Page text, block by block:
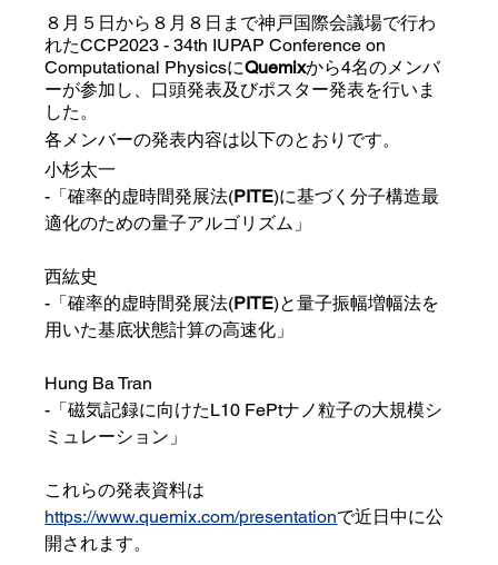
８月５日から８月８日まで神戸国際会議場で行わ
れたCCP2023 - 34th IUPAP Conference on
Computational PhysicsにQuemixから4名のメンバ
ーが参加し、口頭発表及びポスター発表を行いま
した。
各メンバーの発表内容は以下のとおりです。
小杉太一
-「確率的虚時間発展法(PITE)に基づく分子構造最
適化のための量子アルゴリズム」
西紘史
-「確率的虚時間発展法(PITE)と量子振幅増幅法を
用いた基底状態計算の高速化」
Hung Ba Tran
-「磁気記録に向けたL10 FePtナノ粒子の大規模シ
ミュレーション」
これらの発表資料は
https://www.quemix.com/presentationで近日中に公
開されます。